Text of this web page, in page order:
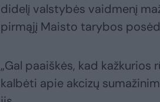
didelį valstybės vaidmenį
pirmąjį Maisto tarybos
„Gal paaiškės, kad
kalbėti apie akcizų